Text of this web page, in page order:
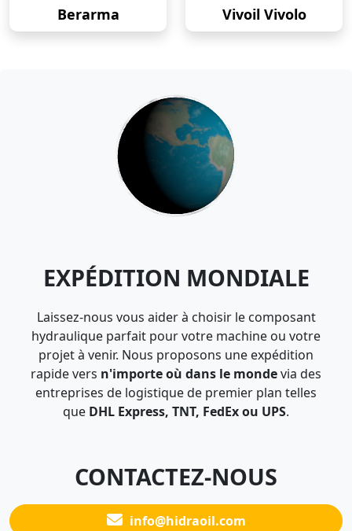
Berarma Vivoil Vivolo
EXPÉDITION MONDIALE
Laissez-nous vous aider à choisir le composant
hydraulique parfait pour votre machine ou votre
projet à venir. Nous proposons une expédition
rapide vers n'importe où dans le mondevia des
entreprises de logistique de premier plan telles
que DHL Express, TNT, FedEx ou UPS.
CONTACTEZ-NOUS
info@hidraoil.com